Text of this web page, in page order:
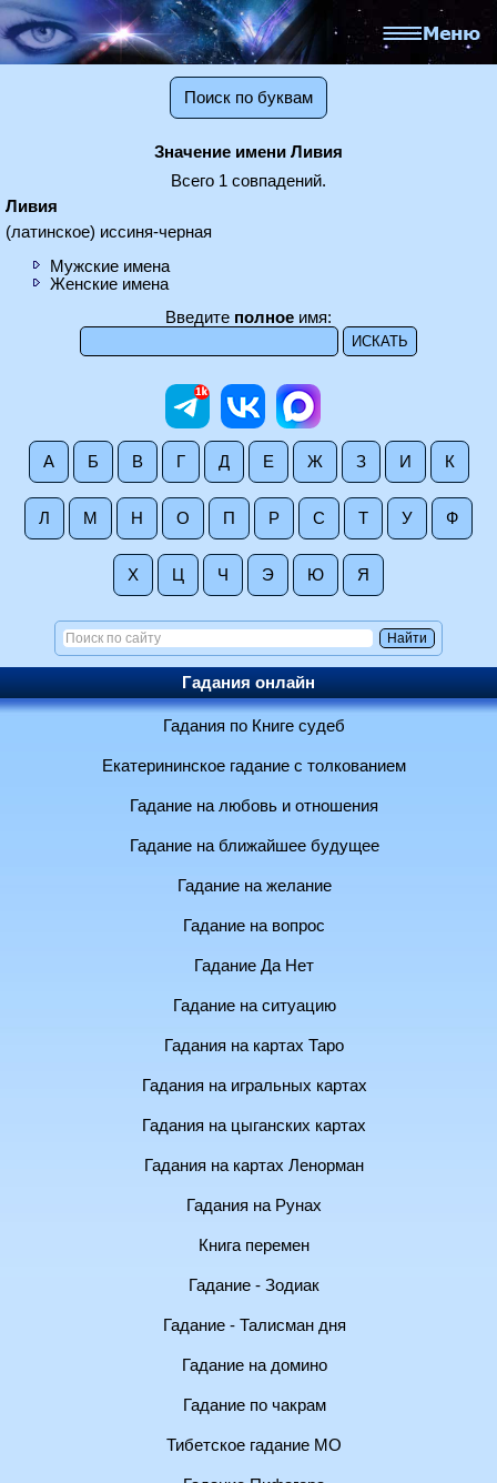
Поиск по буквам
Значение имени Ливия
Всего 1 совпадений.
Ливия
(латинское) иссиня-черная
Мужские имена
Женские имена
Введите полное имя:
А Б В Г Д Е Ж З И К
Л М Н О П Р С Т У Ф
Х Ц Ч Э Ю Я
Гадания онлайн
Гадания по Книге судеб
Екатерининское гадание с толкованием
Гадание на любовь и отношения
Гадание на ближайшее будущее
Гадание на желание
Гадание на вопрос
Гадание Да Нет
Гадание на ситуацию
Гадания на картах Таро
Гадания на игральных картах
Гадания на цыганских картах
Гадания на картах Ленорман
Гадания на Рунах
Книга перемен
Гадание - Зодиак
Гадание - Талисман дня
Гадание на домино
Гадание по чакрам
Тибетское гадание МО